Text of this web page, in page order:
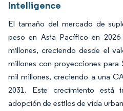
Intelligence
El tamaño del mercado de
peso en Asia Pacífico en
millones, creciendo desde el
millones con proyecciones para
mil millones, creciendo a una
2031. Este crecimiento está
adopción de estilos de vida